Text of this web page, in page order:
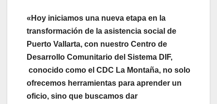
«Hoy iniciamos una nueva etapa en la
transformación de la asistencia social de
Puerto Vallarta, con nuestro Centro de
Desarrollo Comunitario del Sistema DIF,
conocido como el CDC La Montaña, no solo
ofrecemos herramientas para aprender un
oficio, sino que buscamos dar